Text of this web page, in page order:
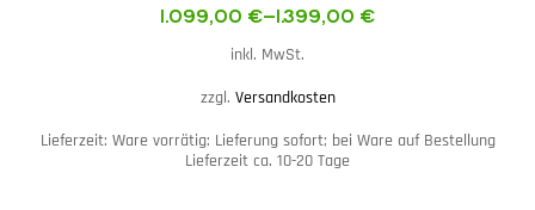
1.099,00 €–1.399,00 €
inkl. MwSt.
zzgl. Versandkosten
Lieferzeit: Ware vorrätig: Lieferung sofort; bei Ware auf Bestellung
Lieferzeit ca. 10-20 Tage